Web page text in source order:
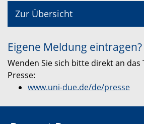
Zur Übersicht
Eigene Meldung eintragen?
Wenden Sie sich bitte direkt an das
Presse:
www.uni-due.de/de/presse